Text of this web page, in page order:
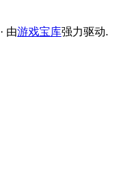
· 由游戏宝库强力驱动.